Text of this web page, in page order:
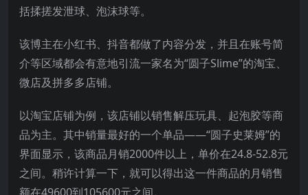
括揉搓发泄球、泡沫球等。
该博主在小红书、抖音都做了内容分发，并且在账号简
介等区域都会有意地引流一家名为“圆子Slime”的淘宝、
微店及拼多多店铺。
以淘宝店铺为例，该店铺以销售解压玩具、起泡胶等商
品为主。其中销量最好的一个单品——“圆子史莱姆”的
界面显示，该商品月销2000件以上，单价在24.8-52.8元
之间。稍许计算一下，就可以得出这一件商品的月销售